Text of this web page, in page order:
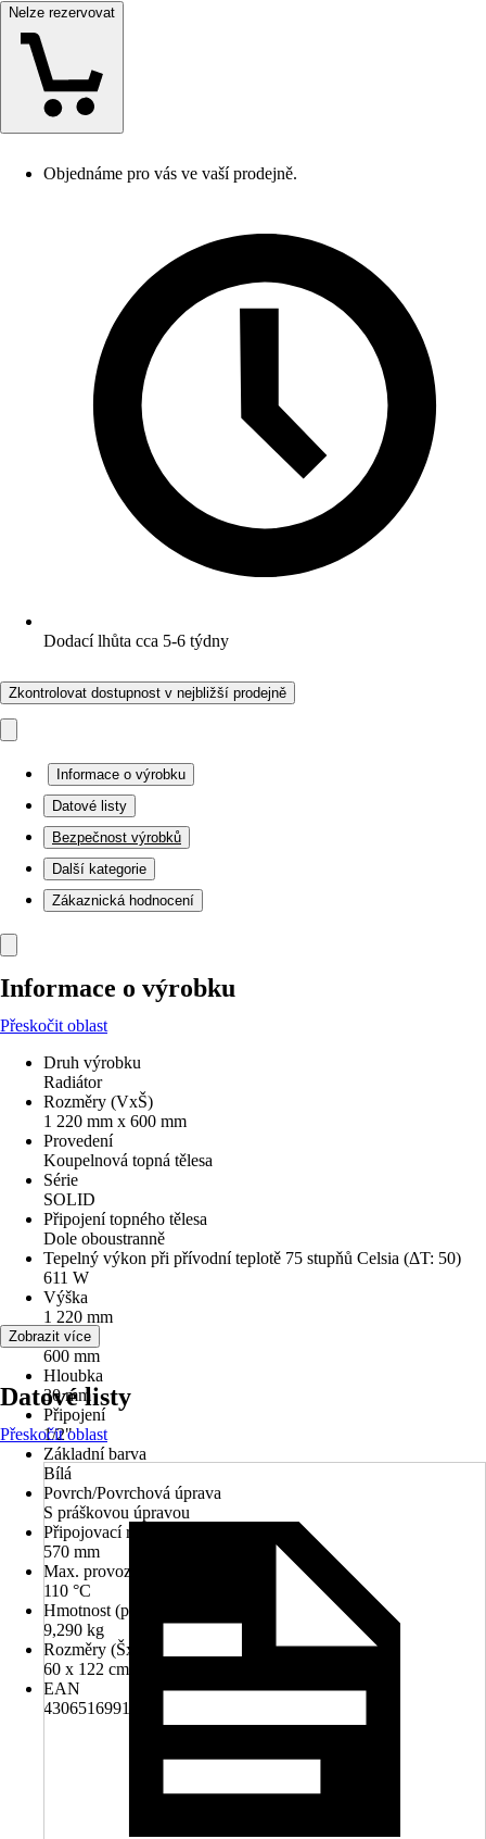
Nelze rezervovat
Objednáme pro vás ve vaší prodejně.
Dodací lhůta cca 5-6 týdny
Zkontrolovat dostupnost v nejbližší prodejně
Informace o výrobku
Datové listy
Bezpečnost výrobků
Další kategorie
Zákaznická hodnocení
Informace o výrobku
Přeskočit oblast
Druh výrobku
Radiátor
Rozměry (VxŠ)
1 220 mm x 600 mm
Provedení
Koupelnová topná tělesa
Série
SOLID
Připojení topného tělesa
Dole oboustranně
Tepelný výkon při přívodní teplotě 75 stupňů Celsia (ΔT: 50)
611 W
Výška
1 220 mm
Šířka
600 mm
Hloubka
30 mm
Připojení
1/2"
Základní barva
Bílá
Povrch/Povrchová úprava
S práškovou úpravou
Připojovací rozteč
570 mm
Max. provozní teplota
110 °C
Hmotnost (prázdná)
9,290 kg
Rozměry (ŠxV)
60 x 122 cm
EAN
4306516991464
Zobrazit více
Datové listy
Přeskočit oblast